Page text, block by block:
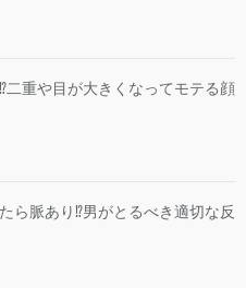
二重や目が大きくなってモテる顔
ら脈あり⁉︎男がとるべき適切な反